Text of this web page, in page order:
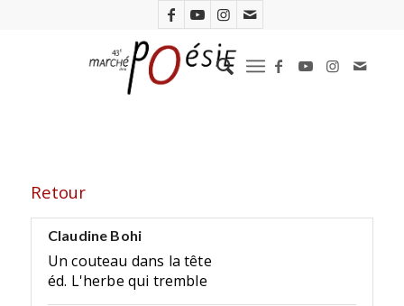
Retour
Claudine Bohi
Un couteau dans la tête
éd. L'herbe qui tremble